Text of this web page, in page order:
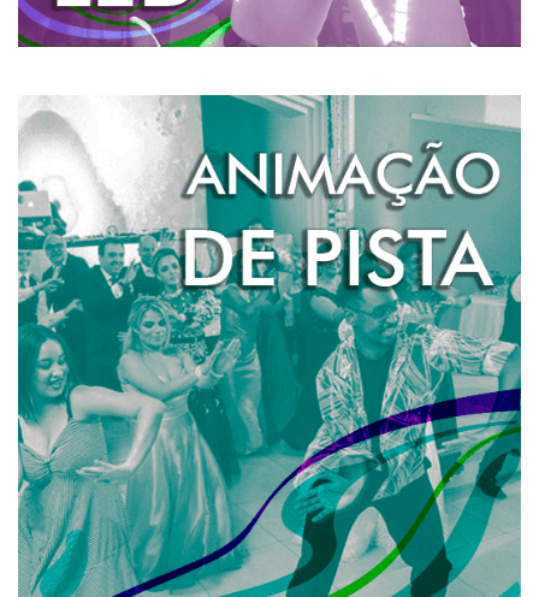
ANIMAÇÃO DE PISTA
Uma equipe especializada de animadancers abre a
pista da sua festa e coloca todos os seus convidados
para dançar!
Ninguém fica parado e a pista permanece sempre
cheia! Além de quebrar aquele gelo inicial de qualquer
evento, os animadancers garantem o sucesso no
quesito animação da sua festa!
Para mais informações, entre em contato com a
gente!
SAIBA MAIS